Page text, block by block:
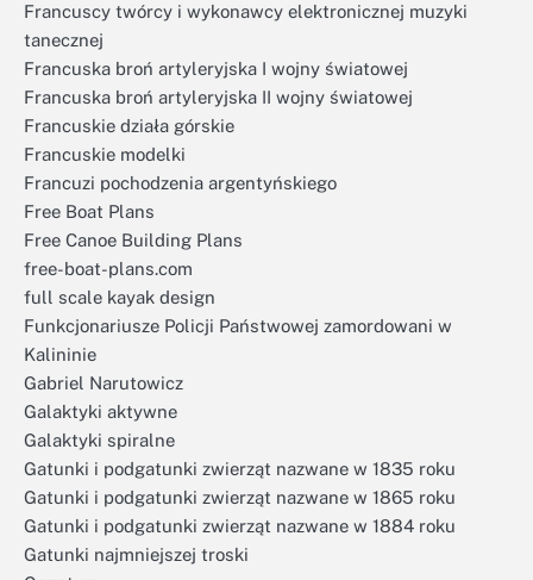
Francuscy twórcy i wykonawcy elektronicznej muzyki
tanecznej
Francuska broń artyleryjska I wojny światowej
Francuska broń artyleryjska II wojny światowej
Francuskie działa górskie
Francuskie modelki
Francuzi pochodzenia argentyńskiego
Free Boat Plans
Free Canoe Building Plans
free-boat-plans.com
full scale kayak design
Funkcjonariusze Policji Państwowej zamordowani w
Kalininie
Gabriel Narutowicz
Galaktyki aktywne
Galaktyki spiralne
Gatunki i podgatunki zwierząt nazwane w 1835 roku
Gatunki i podgatunki zwierząt nazwane w 1865 roku
Gatunki i podgatunki zwierząt nazwane w 1884 roku
Gatunki najmniejszej troski